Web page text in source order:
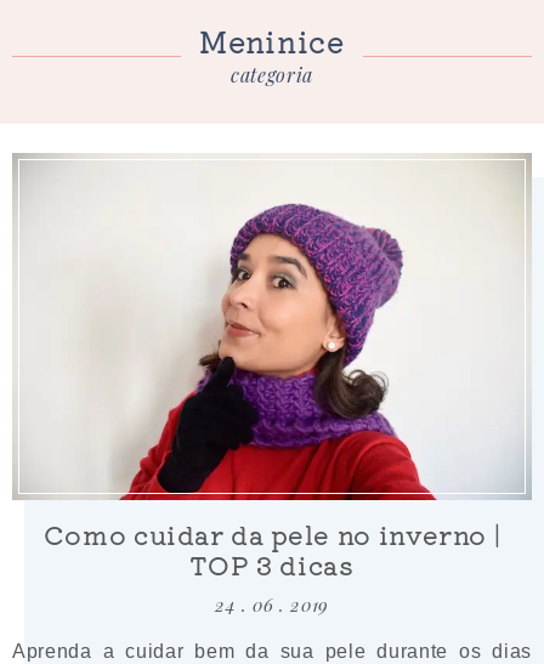
Meninice
categoria
Como cuidar da pele no inverno |
TOP 3 dicas
24 . 06 . 2019
Aprenda a cuidar bem da sua pele durante os dias